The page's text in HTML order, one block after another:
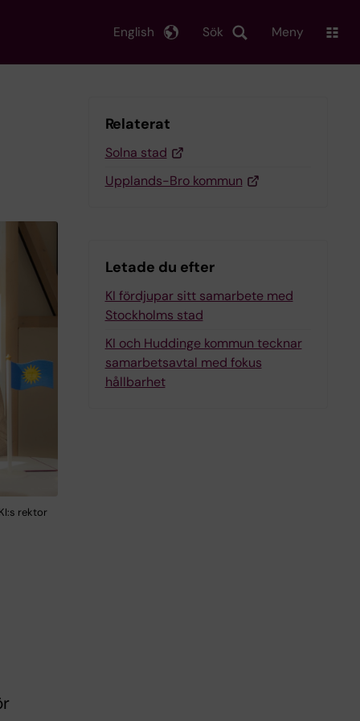
Sök
English Meny
rektor
Relaterat
Solna stad
Upplands-Bro kommun
Letade du efter
KI fördjupar sitt samarbete med
Stockholms stad
KI och Huddinge kommun tecknar
samarbetsavtal med fokus
hållbarhet